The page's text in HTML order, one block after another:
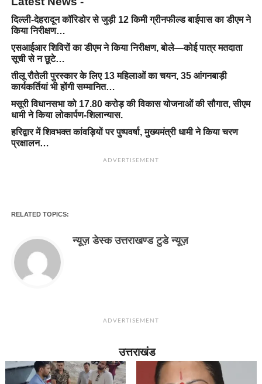
दिल्ली-देहरादून कॉरिडोर से जुड़ी 12 किमी ग्रीनफील्ड बाईपास का डीएम ने
किया निरीक्षण…
एसआईआर शिविरों का डीएम ने किया निरीक्षण, बोले—कोई पात्र मतदाता
सूची से न छूटे…
तीलू रौतेली पुरस्कार के लिए 13 महिलाओं का चयन, 35 आंगनबाड़ी
कार्यकर्तियां भी होंगी सम्मानित…
मसूरी विधानसभा को 17.80 करोड़ की विकास योजनाओं की सौगात, सीएम
धामी ने किया लोकार्पण-शिलान्यास.
हरिद्वार में शिवभक्त कांवड़ियों पर पुष्पवर्षा, मुख्यमंत्री धामी ने किया चरण
प्रक्षालन…
ADVERTISEMENT
RELATED TOPICS:
न्यूज़ डेस्क उत्तराखण्ड टुडे न्यूज़
ADVERTISEMENT
उत्तराखंड